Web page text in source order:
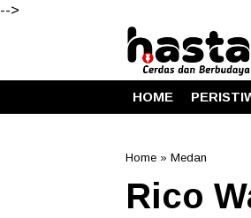
-->
HOME
Home » Medan
Rico